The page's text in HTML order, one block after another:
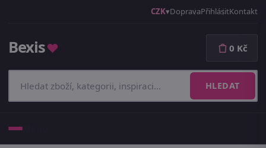
CZK DopravaPřihlásitKontakt
Bexis♥
HLEDAT
0 Kč